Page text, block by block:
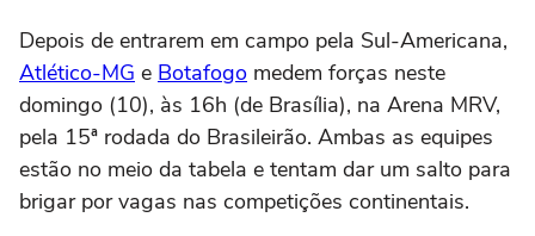
Depois de entrarem em campo pela Sul-Americana,
Atlético-MG e Botafogo medem forças neste
domingo (10), às 16h (de Brasília), na Arena MRV,
pela 15ª rodada do Brasileirão. Ambas as equipes
estão no meio da tabela e tentam dar um salto para
brigar por vagas nas competições continentais.